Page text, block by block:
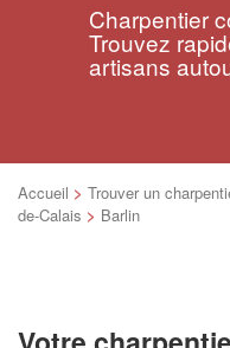
Charpentier
Trouvez
artisans
Accueil > Trouver un
de-Calais > Barlin